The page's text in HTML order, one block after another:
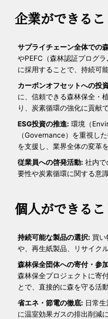
企業ができるこ
サプライチェーン全体での
やPEFC（森林認証プログ
に採用することで、持続可
カーボンオフセットへの投
に、信頼できる森林保全・
り、炭素循環の強化に貢献で
ESG投資の推進: 環境（
（Governance）を重視し
を支援し、業界全体の変革
従業員への啓発活動: 社内で
要性や炭素循環に関する意
個人ができるこ
持続可能な製品の選択: 買
や、再生紙製品、リサイク
森林保全団体への寄付・参
森林保全プロジェクトに寄
とで、直接的に森を守る活
省エネ・節電の徹底: 日常
に温室効果ガスの排出削減